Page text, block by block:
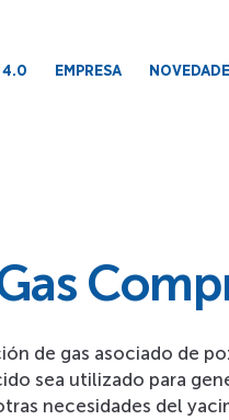
4.0 EMPRESA
de gas asociado de
sea utilizado para
necesidades del